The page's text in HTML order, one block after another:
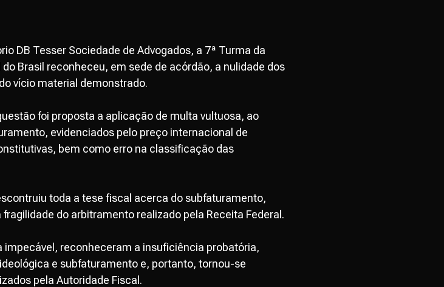
DB Tesser Sociedade de Advogados, a 7ª Turma da
Brasil reconheceu, em sede de acórdão, a nulidade dos
vício material demonstrado.
foi proposta a aplicação de multa vultuosa, ao
evidenciados pelo preço internacional de
bem como erro na classificação das
toda a tese fiscal acerca do subfaturamento,
do arbitramento realizado pela Receita Federal.
impecável, reconheceram a insuficiência probatória,
e subfaturamento e, portanto, tornou-se
pela Autoridade Fiscal.